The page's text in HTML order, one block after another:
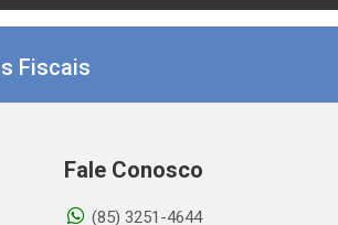
Fiscais
Fale Conosco
(85) 3251-4644